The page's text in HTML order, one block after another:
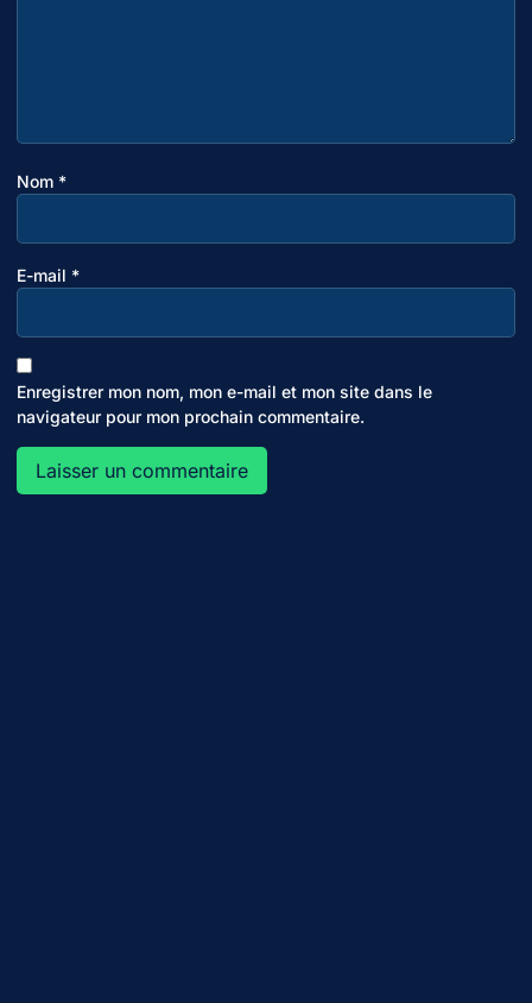
Nom *
E-mail *
Enregistrer mon nom, mon e-mail et mon site dans le
navigateur pour mon prochain commentaire.